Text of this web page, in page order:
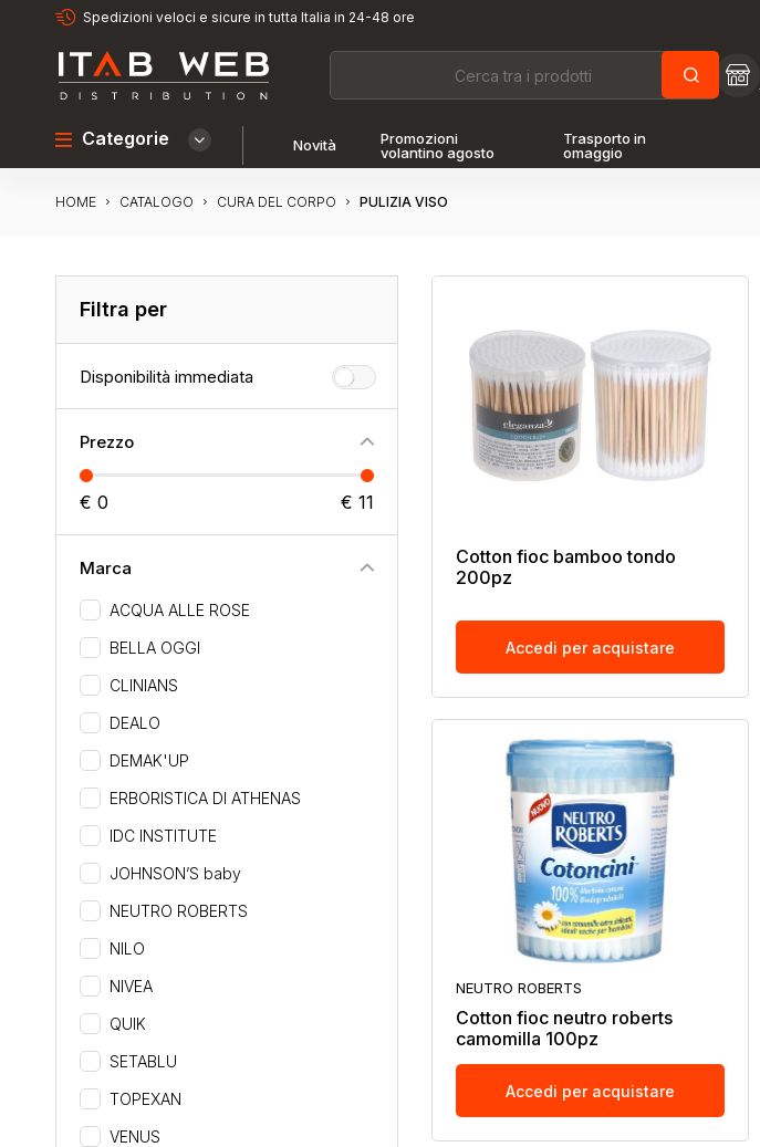
Spedizioni veloci e sicure in tutta Italia in 24-48 ore
Categorie Novità
Promozioni
volantino agosto
Trasporto in
omaggio
HOME CATALOGO CURA DEL CORPO PULIZIA VISO
Filtra per
Disponibilità immediata
Prezzo
€ 0 € 11
Marca
ACQUA ALLE ROSE
BELLA OGGI
CLINIANS
DEALO
DEMAK'UP
ERBORISTICA DI ATHENAS
IDC INSTITUTE
JOHNSON’S baby
NEUTRO ROBERTS
NILO
NIVEA
QUIK
SETABLU
TOPEXAN
VENUS
Cotton fioc bamboo tondo
200pz
Accedi per acquistare
NEUTRO ROBERTS
Cotton fioc neutro roberts
camomilla 100pz
Accedi per acquistare